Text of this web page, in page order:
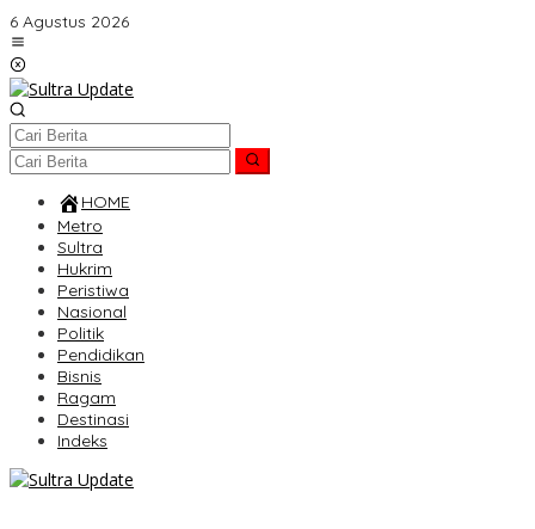
Lewati
ke
konten
6 Agustus 2026
HOME
Metro
Sultra
Hukrim
Peristiwa
Nasional
Politik
Pendidikan
Bisnis
Ragam
Destinasi
Indeks